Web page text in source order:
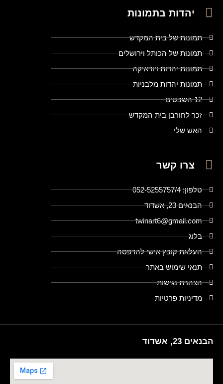
יהדות בתמונות
תמונות של בית המקדש
תמונות של הכותל וירושלים
תמונות יהדות ויודאיקה
תמונות יהדות מלבניות
12 השבטים
זכר לחורבן בית המקדש
האש שלי
צרו קשר
טלפון: 052-5255757/4
הבנאים 23, אשדוד
twinart6@gmail.com
בלוג
העלאת קובץ אישי להדפסה
תנאי שימוש באתר
הצהרת נגישות
מדיניות פרטיות
הבנאים 23, אשדוד